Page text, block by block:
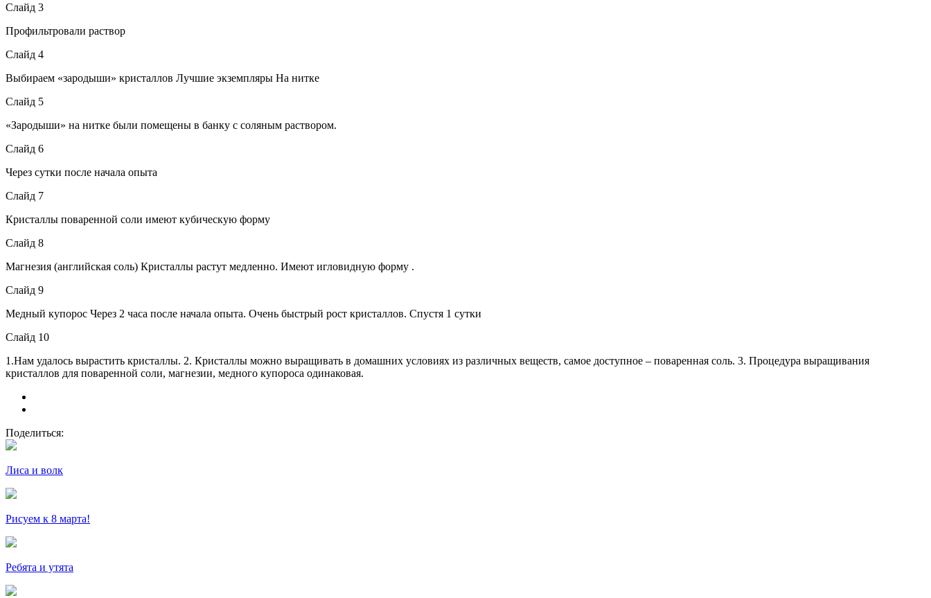
Слайд 3
Профильтровали раствор
Слайд 4
Выбираем «зародыши» кристаллов Лучшие экземпляры На нитке
Слайд 5
«Зародыши» на нитке были помещены в банку с соляным раствором.
Слайд 6
Через сутки после начала опыта
Слайд 7
Кристаллы поваренной соли имеют кубическую форму
Слайд 8
Магнезия (английская соль) Кристаллы растут медленно. Имеют игловидную форму .
Слайд 9
Медный купорос Через 2 часа после начала опыта. Очень быстрый рост кристаллов. Спустя 1 сутки
Слайд 10
1.Нам удалось вырастить кристаллы. 2. Кристаллы можно выращивать в домашних условиях из различных веществ, самое доступное – поваренная соль. 3. Процедура выращивания
кристаллов для поваренной соли, магнезии, медного купороса одинаковая.
Поделиться:
Лиса и волк
Рисуем к 8 марта!
Ребята и утята